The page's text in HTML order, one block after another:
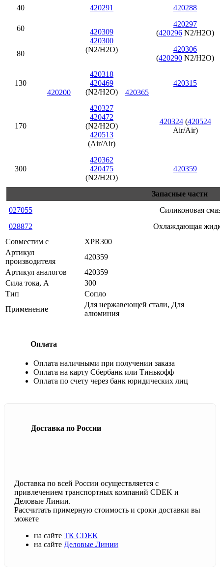
40
420200
420291
420365
420288
60
420309
420300
(N2/H2O)
420297
(420296 N2/H2O)
80
420306
(420290 N2/H2O)
130
420318
420469
(N2/H2O)
420315
170
420327
420472
(N2/H2O)
420513
(Air/Air)
420324(420524
Air/Air)
300
420362
420475
(N2/H2O)
420359
Запасные части
027055
Силиконовая
028872
Охлаждающая
Совместим с
XPR300
Артикул
производителя
420359
Артикул аналогов
420359
Сила тока, А
300
Тип
Сопло
Применение
Для нержавеющей стали, Для
алюминия
Оплата
Оплата наличными при получении заказа
Оплата на карту Сбербанк или Тинькофф
Оплата по счету через банк юридических лиц
Доставка по России
Доставка по всей России осуществляется с
привлечением транспортных компаний CDEK и
Деловые Линии.
Рассчитать примерную стоимость и сроки доставки вы
можете
на сайте ТК CDEK
на сайте Деловые Линии